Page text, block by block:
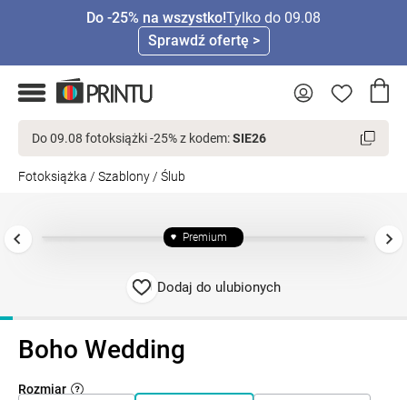
Do -25% na wszystko!Tylko do 09.08
Sprawdź ofertę >
Do 09.08 fotoksiążki -25% z kodem:SIE26
Fotoksiążka / Szablony / Ślub
Premium
Dodaj do ulubionych
Boho Wedding
Rozmiar